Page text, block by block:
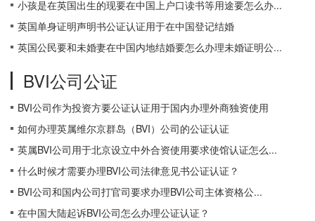
小孩是在英国出生的现要在中国上户口读书等用途要怎么办...
英国单身证明声明书公证认证用于在中国登记结婚
英国公民要和未婚妻在中国内地结婚要怎么办理未婚证明公...
BVI公司公证
BVI公司作为投资方要公证认证用于国内办理外商独资使用
如何办理英属维尔京群岛（BVI）公司的公证认证
英属BVI公司用于北京设立中外合资使用要求使馆认证怎么...
什么时候才需要办理BVI公司法律意见书公证认证？
BVI公司和国内公司打官司要求办理BVI公司主体资格公...
在中国大陆起诉BVI公司怎么办理公证认证？